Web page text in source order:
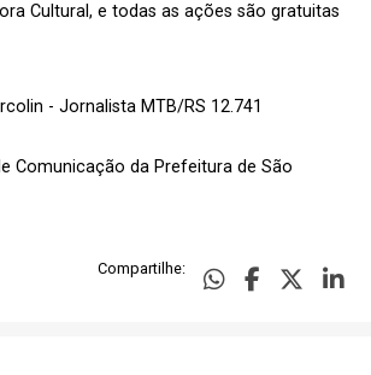
Cultural, e todas as ações são gratuitas
- Jornalista MTB/RS 12.741
Comunicação da Prefeitura de São
Compartilhe: